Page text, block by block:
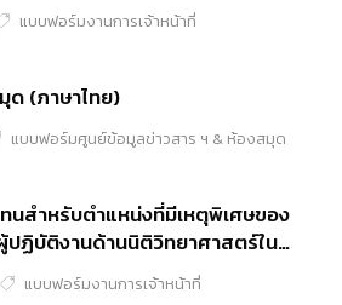
แบบฟอร์มงานการเจ้าหน้าที่
ด (ภาษาไทย)
แบบฟอร์มศูนย์ข้อมูลข่าวสาร ฯ & ห้องสมุด
นสำหรับตำแหน่งที่มีเหตุพิเศษของ
ปฏิบัติงานด้านนิติวิทยาศาสตร์ใน
ค.ต.ว) (รายเดือน)
แบบฟอร์มงานการเจ้าหน้าที่